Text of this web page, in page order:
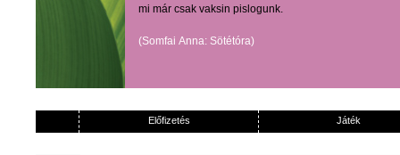
mi már csak vaksin pislogunk.
(Somfai Anna: Sötétóra)
Előfizetés Játék